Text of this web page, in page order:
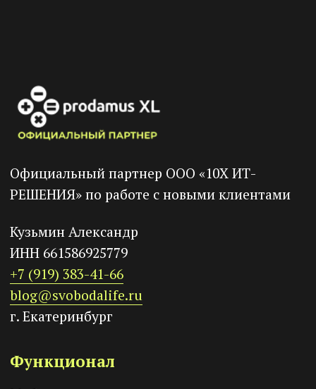
Согласие на обработку
персональных данных
Политика конфиденциальности